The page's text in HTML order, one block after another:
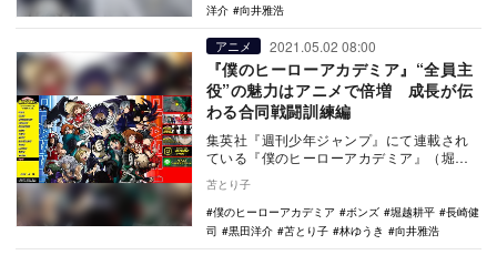
洋介
向井雅浩
アニメ 2021.05.02 08:00
『僕のヒーローアカデミア』“全員主
役”の魅力はアニメで倍増 成長が伝
わる合同戦闘訓練編
集英社『週刊少年ジャンプ』にて連載され
ている『僕のヒーローアカデミア』（堀越
30分より…
苫とり子
僕のヒーローアカデミア
ボンズ 堀越耕平
長崎健
司
黒田洋介 苫とり子 林ゆうき 向井雅浩